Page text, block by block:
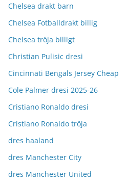
Chelsea drakt barn
Chelsea Fotballdrakt billig
Chelsea tröja billigt
Christian Pulisic dresi
Cincinnati Bengals Jersey Cheap
Cole Palmer dresi 2025-26
Cristiano Ronaldo dresi
Cristiano Ronaldo tröja
dres haaland
dres Manchester City
dres Manchester United